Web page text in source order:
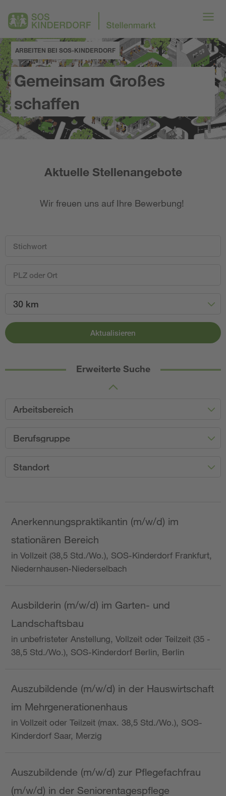
ARBEITEN BEI SOS-KINDERDORF
Gemeinsam Großes
schaffen
Aktuelle Stellenangebote
Wir freuen uns auf Ihre Bewerbung!
30 km
Aktualisieren
Erweiterte Suche
Arbeitsbereich
Berufsgruppe
Standort
Anerkennungspraktikantin (m/w/d) im
stationären Bereich
in Vollzeit (38,5 Std./Wo.), SOS-Kinderdorf Frankfurt,
Niedernhausen-Niederselbach
Ausbilderin (m/w/d) im Garten- und
Landschaftsbau
in unbefristeter Anstellung, Vollzeit oder Teilzeit (35 -
38,5 Std./Wo.), SOS-Kinderdorf Berlin, Berlin
Auszubildende (m/w/d) in der Hauswirtschaft
im Mehrgenerationenhaus
in Vollzeit oder Teilzeit (max. 38,5 Std./Wo.), SOS-
Kinderdorf Saar, Merzig
Auszubildende (m/w/d) zur Pflegefachfrau
(m/w/d) in der Seniorentagespflege